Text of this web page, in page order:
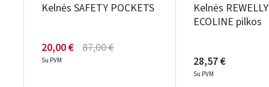
Kelnės SAFETY POCKETS
20,00 € 87,00 €
Su PVM
Kelnės REWELLY
ECOLINE pilkos
28,57 €
Su PVM